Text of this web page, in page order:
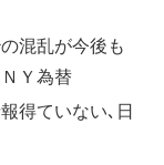
混乱が今後も
Ｙ為替
得ていない､日